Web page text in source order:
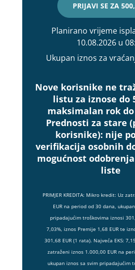
PRIJAVI SE ZA
Planirano vrijeme
10.08.2026 u
Ukupan iznos za
Nove korisnike ne
listu za iznose do
maksimalan rok do
Prednosti za stare
korisnike): nije
verifikacija osobnih
mogućnost
liste
PRIMJER KREDITA: Mikro kredit: Uz
EUR na period od 30 dana,
pripadajućim troškovima iznosi
7,03%, iznos Premije 1,68 EUR te
301,68 EUR (1 rata). Najveća EKS:
zatraženi iznos 1.000,00 EUR na
ukupan iznos sa svim pripadajućim